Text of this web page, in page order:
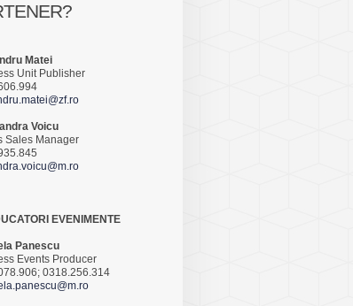
Matei
Unit Publisher
Voicu
Sales Manager
EVENIMENTE
Panescu
Events Producer
0318.256.314